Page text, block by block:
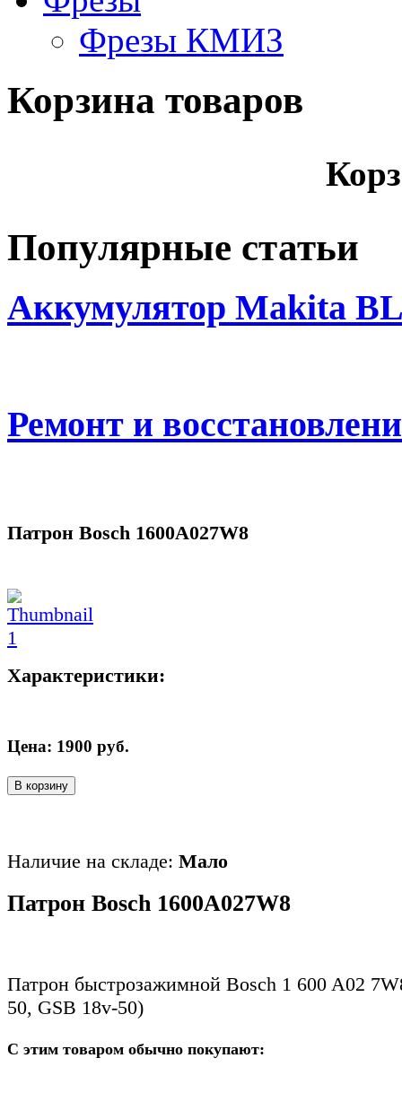
Фрезы КМИЗ
Корзина товаров
Популярные статьи
Аккумулятор Makita
Ремонт и
Патрон Bosch 1600A027W8
Характеристики:
Цена: 1900 руб.
В корзину
Наличие на складе: Мало
Патрон Bosch 1600A027W8
Патрон быстрозажимной Bosch 1 600 A02
50, GSB 18v-50)
С этим товаром обычно покупают: